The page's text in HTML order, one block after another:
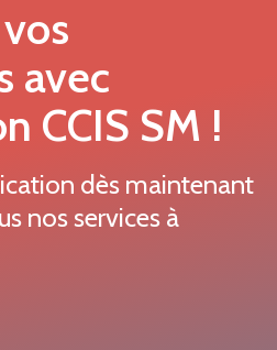
avec
CCIS SM !
dès maintenant
nos services à